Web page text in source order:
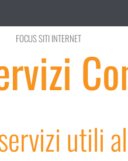
FOCUS SITI INTERNET
utili